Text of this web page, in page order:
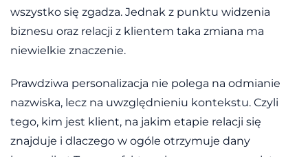
wszystko się zgadza. Jednak z punktu widzenia
biznesu oraz relacji z klientem taka zmiana ma
niewielkie znaczenie.
Prawdziwa personalizacja nie polega na odmianie
nazwiska, lecz na uwzględnieniu kontekstu. Czyli
tego, kim jest klient, na jakim etapie relacji się
znajduje i dlaczego w ogóle otrzymuje dany